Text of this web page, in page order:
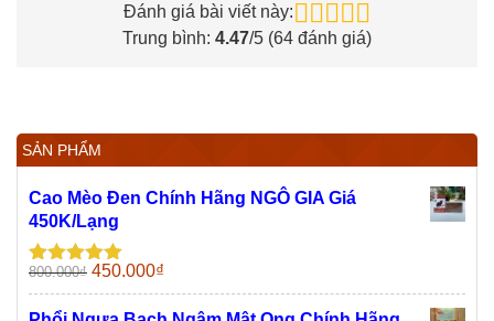
Đánh giá bài viết này:
Trung bình: 4.47/5 (64 đánh giá)
SẢN PHẨM
Cao Mèo Đen Chính Hãng NGÔ GIA Giá
450K/Lạng
Được xếp
hạng5.005
sao
800.000₫ Giá
gốc
là:
450.000₫
hiện
tại